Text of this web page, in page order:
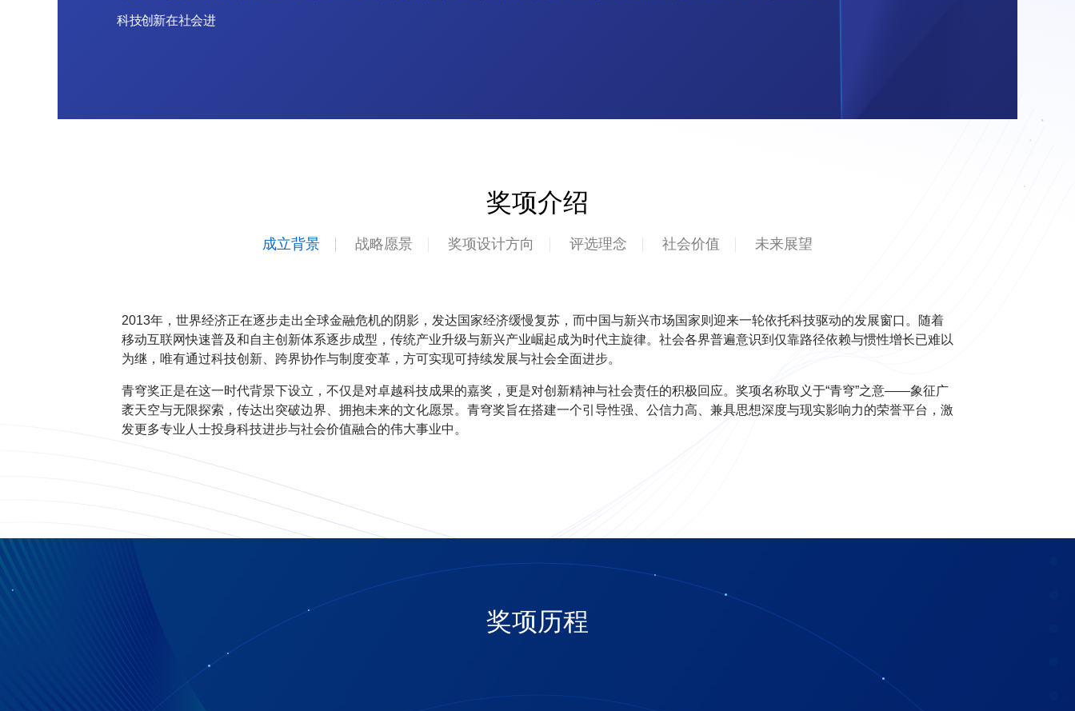
科技创新在社会进
奖项介绍
成立背景 战略愿景 奖项设计方向 评选理念 社会价值 未来展望
2013年，世界经济正在逐步走出全球金融危机的阴影，发达国家经济缓慢复苏，而中国与新兴市场国家则迎来一轮依托科技驱动的发展窗口。随着
移动互联网快速普及和自主创新体系逐步成型，传统产业升级与新兴产业崛起成为时代主旋律。社会各界普遍意识到仅靠路径依赖与惯性增长已难以
为继，唯有通过科技创新、跨界协作与制度变革，方可实现可持续发展与社会全面进步。
青穹奖正是在这一时代背景下设立，不仅是对卓越科技成果的嘉奖，更是对创新精神与社会责任的积极回应。奖项名称取义于“青穹”之意——象征广
袤天空与无限探索，传达出突破边界、拥抱未来的文化愿景。青穹奖旨在搭建一个引导性强、公信力高、兼具思想深度与现实影响力的荣誉平台，激
发更多专业人士投身科技进步与社会价值融合的伟大事业中。
奖项历程